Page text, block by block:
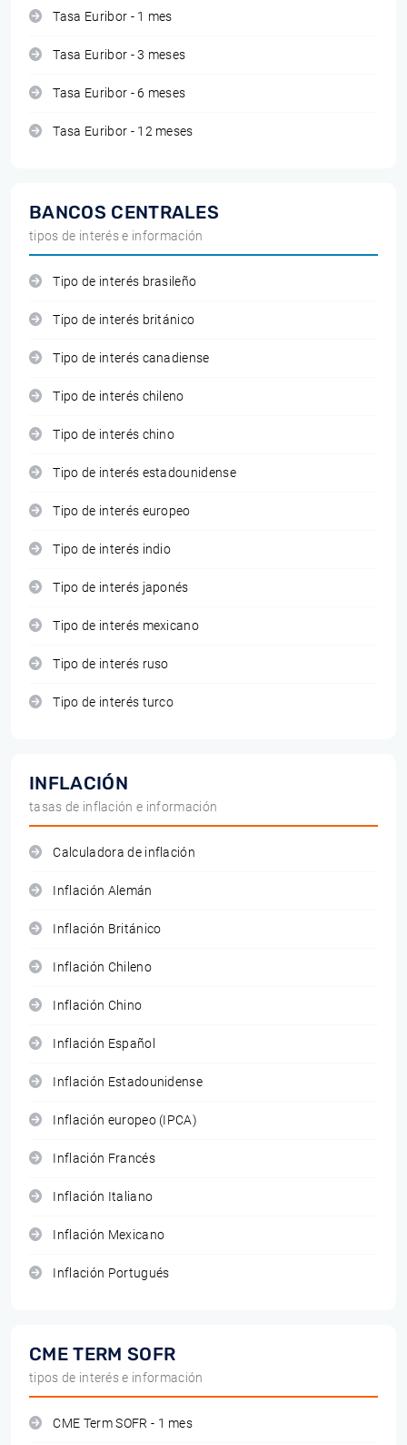
Tasa Euribor - 1 mes
Tasa Euribor - 3 meses
Tasa Euribor - 6 meses
Tasa Euribor - 12 meses
BANCOS CENTRALES
tipos de interés e información
Tipo de interés brasileño
Tipo de interés británico
Tipo de interés canadiense
Tipo de interés chileno
Tipo de interés chino
Tipo de interés estadounidense
Tipo de interés europeo
Tipo de interés indio
Tipo de interés japonés
Tipo de interés mexicano
Tipo de interés ruso
Tipo de interés turco
INFLACIÓN
tasas de inflación e información
Calculadora de inflación
Inflación Alemán
Inflación Británico
Inflación Chileno
Inflación Chino
Inflación Español
Inflación Estadounidense
Inflación europeo (IPCA)
Inflación Francés
Inflación Italiano
Inflación Mexicano
Inflación Portugués
CME TERM SOFR
tipos de interés e información
CME Term SOFR - 1 mes